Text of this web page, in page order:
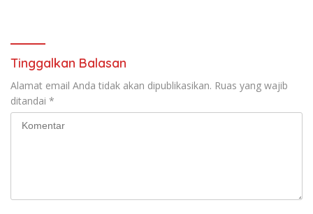
Tinggalkan Balasan
Alamat email Anda tidak akan dipublikasikan. Ruas yang wajib
ditandai *